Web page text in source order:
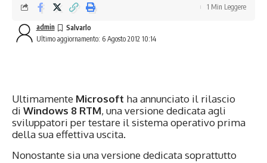
Ultimo aggiornamento: 6 Agosto 2012 10:14
admin
1 Min Leggere
Ultimamente Microsoft ha annunciato il rilascio
di Windows 8 RTM, una versione dedicata agli
sviluppatori per testare il sistema operativo prima
della sua effettiva uscita.
Nonostante sia una versione dedicata soprattutto